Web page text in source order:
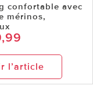
confortable avec
mérinos,
l’article